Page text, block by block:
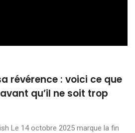
révérence : voici ce que
qu’il ne soit trop
Le 14 octobre 2025 marque la fin